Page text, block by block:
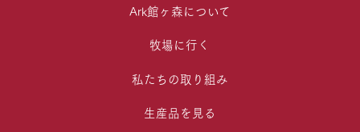
Ark館ヶ森について
牧場に行く
私たちの取り組み
生産品を見る